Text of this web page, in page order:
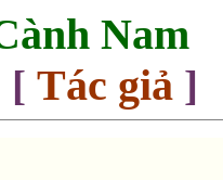
Nam
Tác giả ]